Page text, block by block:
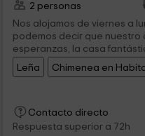
2 personas
Nos alojamos de viernes a
podemos decir que nuestro
esperanzas, la casa
grande y todo con una
encantó, el dueño Justi fue
estupenda,nos dejó frutas,
desayuno, todo al más
tiene y que decir de el
Leña Chimenea en
Contacto directo
Respuesta superior a 72h